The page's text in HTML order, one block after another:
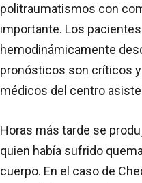
politraumatismos con
importante. Los
hemodinámicamente
pronósticos son críticos
médicos del centro
Horas más tarde se
quien había sufrido
cuerpo. En el caso de